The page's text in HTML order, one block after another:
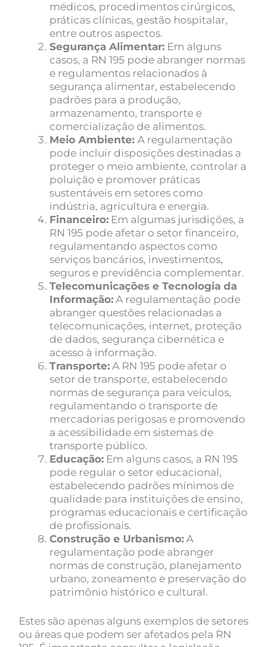
médicos, procedimentos cirúrgicos,
práticas clínicas, gestão hospitalar,
entre outros aspectos.
Segurança Alimentar: Em alguns
casos, a RN 195 pode abranger normas
e regulamentos relacionados à
segurança alimentar, estabelecendo
padrões para a produção,
armazenamento, transporte e
comercialização de alimentos.
Meio Ambiente:A regulamentação
pode incluir disposições destinadas a
proteger o meio ambiente, controlar a
poluição e promover práticas
sustentáveis em setores como
indústria, agricultura e energia.
Financeiro: Em algumas jurisdições, a
RN 195 pode afetar o setor financeiro,
regulamentando aspectos como
serviços bancários, investimentos,
seguros e previdência complementar.
Telecomunicações e Tecnologia da
Informação: A regulamentação pode
abranger questões relacionadas a
telecomunicações, internet, proteção
de dados, segurança cibernética e
acesso à informação.
Transporte: A RN 195 pode afetar o
setor de transporte, estabelecendo
normas de segurança para veículos,
regulamentando o transporte de
mercadorias perigosas e promovendo
a acessibilidade em sistemas de
transporte público.
Educação: Em alguns casos, a RN 195
pode regular o setor educacional,
estabelecendo padrões mínimos de
qualidade para instituições de ensino,
programas educacionais e certificação
de profissionais.
Construção e Urbanismo: A
regulamentação pode abranger
normas de construção, planejamento
urbano, zoneamento e preservação do
patrimônio histórico e cultural.
Estes são apenas alguns exemplos de setores
ou áreas que podem ser afetados pela RN